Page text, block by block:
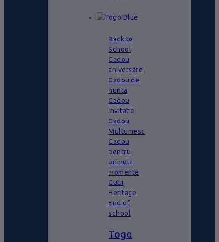
Back to
School
Cadou
aniversare
Cadou de
nunta
Cadou
Invitatie
Cadou
Multumesc
Cadou
pentru
primele
momente
Cutii
Heritage
End of
school
Togo